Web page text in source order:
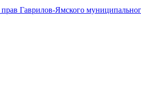
Гаврилов-Ямского